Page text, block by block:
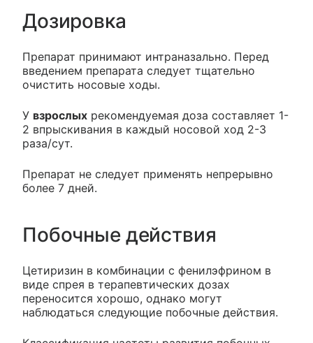
Дозировка
Препарат принимают интраназально. Перед
введением препарата следует тщательно
очистить носовые ходы.
У взрослых рекомендуемая доза составляет 1-
2 впрыскивания в каждый носовой ход 2-3
раза/сут.
Препарат не следует применять непрерывно
более 7 дней.
Побочные действия
Цетиризин в комбинации с фенилэфрином в
виде спрея в терапевтических дозах
переносится хорошо, однако могут
наблюдаться следующие побочные действия.